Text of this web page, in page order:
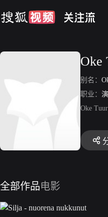
Oke
别名：
职业：
Oke
全部作品电影